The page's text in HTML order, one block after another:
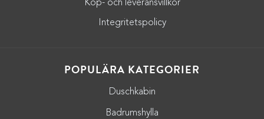
Köp- och leveransvillkor
Integritetspolicy
POPULÄRA KATEGORIER
Duschkabin
Badrumshylla